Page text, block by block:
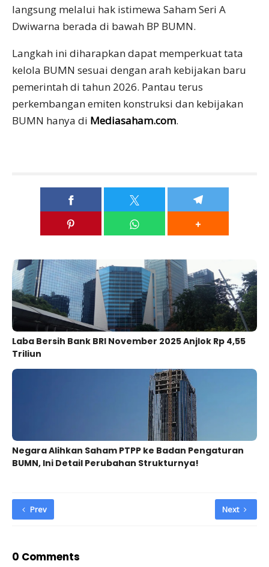
langsung melalui hak istimewa Saham Seri A
Dwiwarna berada di bawah BP BUMN.
Langkah ini diharapkan dapat memperkuat tata
kelola BUMN sesuai dengan arah kebijakan baru
pemerintah di tahun 2026. Pantau terus
perkembangan emiten konstruksi dan kebijakan
BUMN hanya di Mediasaham.com.
Laba Bersih Bank BRI November 2025 Anjlok Rp 4,55
Triliun
Negara Alihkan Saham PTPP ke Badan Pengaturan
BUMN, Ini Detail Perubahan Strukturnya!
Prev Next
0 Comments